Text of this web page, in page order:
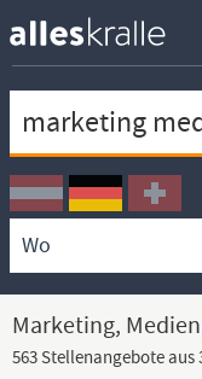
Ortssuche
Umkreissuche
Arbeitsform
Marketing,
563 Stellenangebote